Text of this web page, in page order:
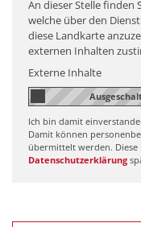
An dieser Stelle finden
welche über den
diese Landkarte
externen Inhalten
Externe Inhalte
Ich bin damit
Damit können
übermittelt werden.
Datenschutzerklärung